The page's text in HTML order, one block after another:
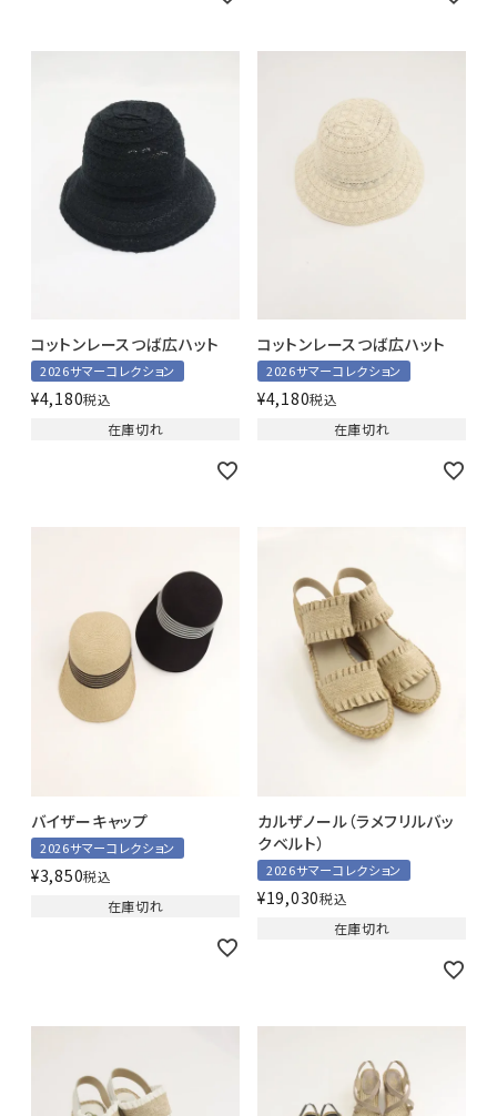
コットンレースつば広ハット
2026サマーコレクション
¥4,180税込
在庫切れ
コットンレースつば広ハット
2026サマーコレクション
¥4,180税込
在庫切れ
バイザーキャップ
2026サマーコレクション
¥3,850税込
在庫切れ
カルザノール（ラメフリルバッ
クベルト）
2026サマーコレクション
¥19,030税込
在庫切れ